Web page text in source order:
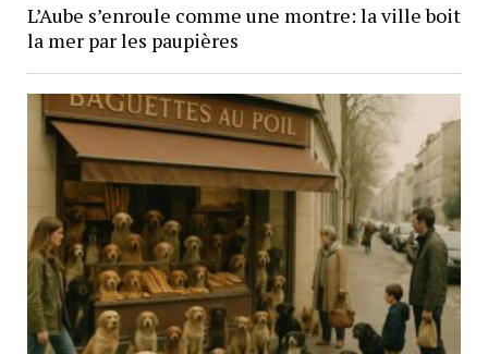
L’Aube s’enroule comme une montre: la ville boit
la mer par les paupières